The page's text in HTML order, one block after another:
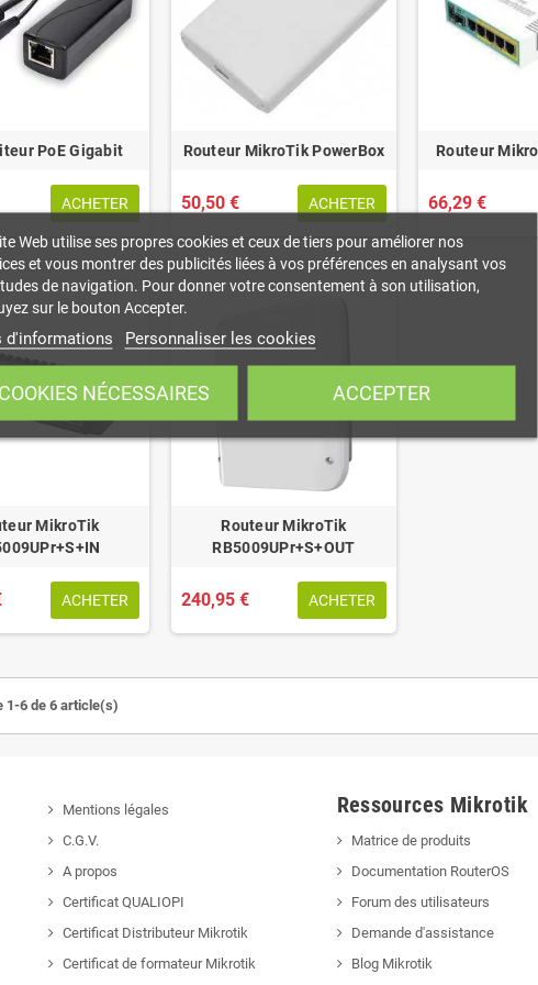
PoE Gigabit
ACHETER
Routeur MikroTik PowerBox
50,50 € ACHETER
Routeur
66,29 €
MikroTik
ACHETER
Routeur MikroTik
RB5009UPr+S+OUT
240,95 € ACHETER
1-6 de 6 article(s)
Mentions légales
C.G.V.
A propos
Certificat QUALIOPI
Certificat Distributeur Mikrotik
Certificat de formateur Mikrotik
Ressources Mikrotik
Matrice de produits
Documentation RouterOS
Forum des utilisateurs
Demande d'assistance
Blog Mikrotik
Web utilise ses propres cookies et ceux de tiers pour améliorer nos
et vous montrer des publicités liées à vos préférences en analysant vos
de navigation. Pour donner votre consentement à son utilisation,
sur le bouton Accepter.
d'informations Personnaliser les cookies
COOKIES NÉCESSAIRES ACCEPTER